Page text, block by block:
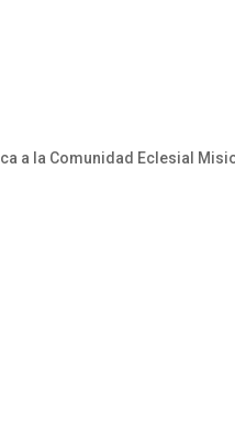
a la Comunidad Eclesial